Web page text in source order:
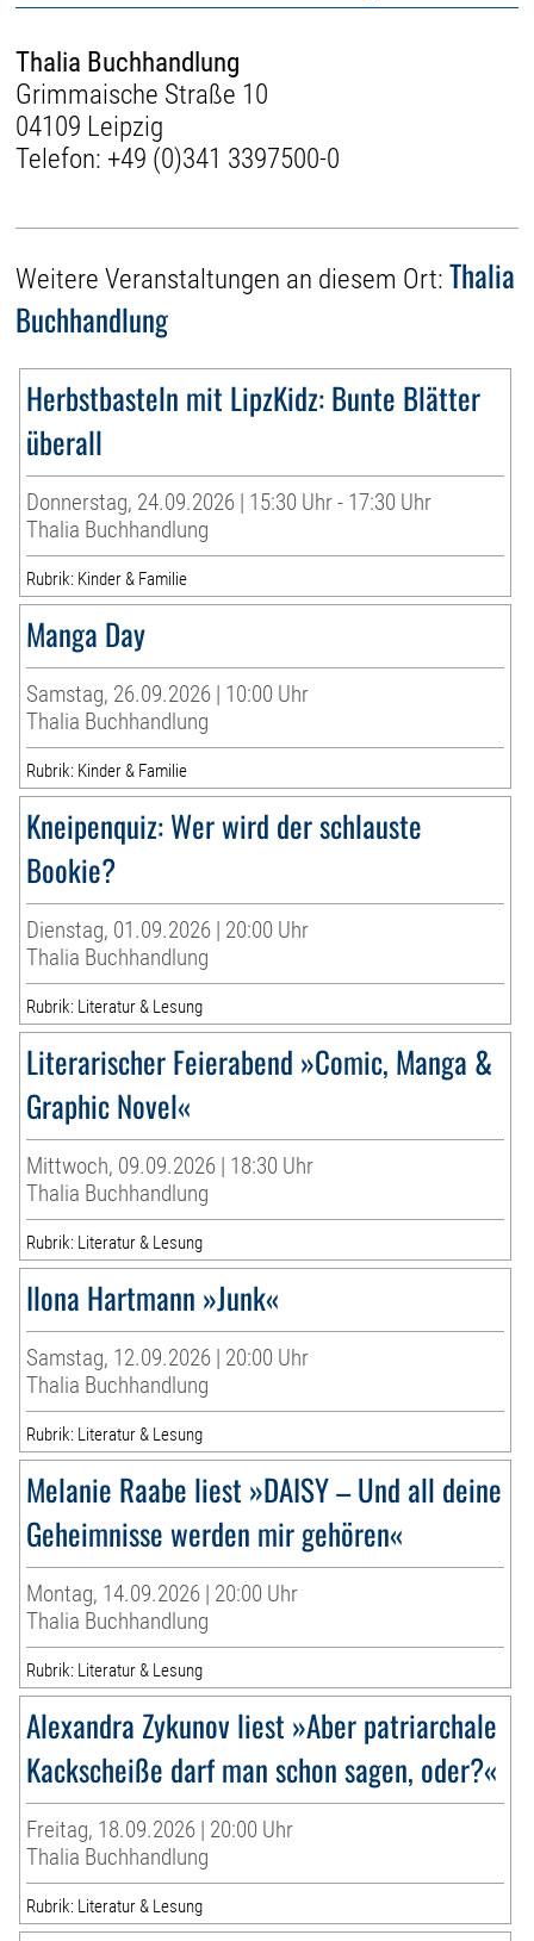
Thalia Buchhandlung
Grimmaische Straße 10
04109 Leipzig
Telefon: +49 (0)341 3397500-0
Weitere Veranstaltungen an diesem Ort: Thalia
Buchhandlung
Herbstbasteln mit LipzKidz: Bunte Blätter
überall
Donnerstag, 24.09.2026 | 15:30 Uhr - 17:30 Uhr
Thalia Buchhandlung
Rubrik: Kinder & Familie
Manga Day
Samstag, 26.09.2026 | 10:00 Uhr
Thalia Buchhandlung
Rubrik: Kinder & Familie
Kneipenquiz: Wer wird der schlauste
Bookie?
Dienstag, 01.09.2026 | 20:00 Uhr
Thalia Buchhandlung
Rubrik: Literatur & Lesung
Literarischer Feierabend »Comic, Manga &
Graphic Novel«
Mittwoch, 09.09.2026 | 18:30 Uhr
Thalia Buchhandlung
Rubrik: Literatur & Lesung
Ilona Hartmann »Junk«
Samstag, 12.09.2026 | 20:00 Uhr
Thalia Buchhandlung
Rubrik: Literatur & Lesung
Melanie Raabe liest »DAISY – Und all deine
Geheimnisse werden mir gehören«
Montag, 14.09.2026 | 20:00 Uhr
Thalia Buchhandlung
Rubrik: Literatur & Lesung
Alexandra Zykunov liest »Aber patriarchale
Kackscheiße darf man schon sagen, oder?«
Freitag, 18.09.2026 | 20:00 Uhr
Thalia Buchhandlung
Rubrik: Literatur & Lesung